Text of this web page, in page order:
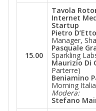
15.00
Tavola
Internet
Startup
Pietro
Manager,
Pasquale
Sparkling
Maurizio Di
Parterre)
Beniamino
Morning
Modera:
Stefano